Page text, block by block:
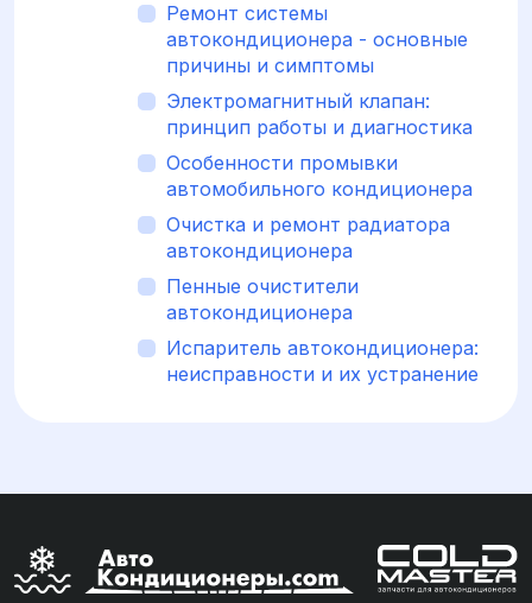
Ремонт системы
автокондиционера - основные
причины и симптомы
Электромагнитный клапан:
принцип работы и диагностика
Особенности промывки
автомобильного кондиционера
Очистка и ремонт радиатора
автокондиционера
Пенные очистители
автокондиционера
Испаритель автокондиционера:
неисправности и их устранение